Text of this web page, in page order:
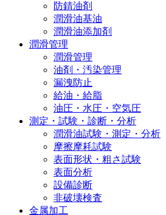
防錆油剤
潤滑油基油
潤滑油添加剤
潤滑管理
潤滑管理
油剤・汚染管理
漏洩防止
給油・給脂
油圧・水圧・空気圧
測定・試験・診断・分析
潤滑油試験・測定・分析
摩擦摩耗試験
表面形状・粗さ試験
表面分析
設備診断
非破壊検査
金属加工